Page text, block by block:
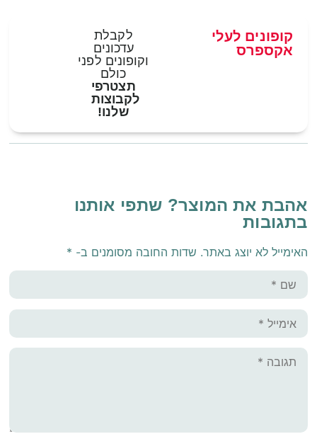
לקבלת
עדכונים
וקופונים לפני
כולם
תצטרפי
לקבוצות
שלנו!
קופונים לעלי
אקספרס
אהבת את המוצר? שתפי אותנו
בתגובות
האימייל לא יוצג באתר. שדות החובה מסומנים ב- *